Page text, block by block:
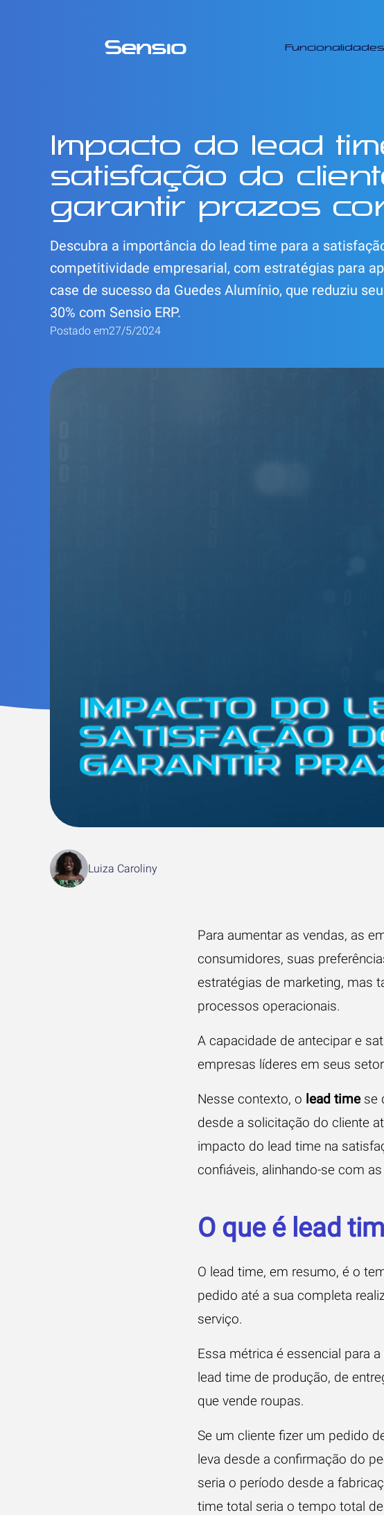
Funcionalidades
Impacto do lead
satisfação do
garantir prazos
Descubra a importância do lead time para a
competitividade empresarial, com estratégias para
case de sucesso da Guedes Alumínio, que reduziu
30% com Sensio ERP.
Postado em27/5/2024
Luiza Caroliny
Para aumentar as vendas, as
consumidores, suas
estratégias de marketing, mas
processos operacionais.
A capacidade de antecipar e
empresas líderes em seus
Nesse contexto, o lead timese
desde a solicitação do cliente
impacto do lead time na
confiáveis, alinhando-se com
O que é lead
O lead time, em resumo, é o
pedido até a sua completa
serviço.
Essa métrica é essencial para a
lead time de produção, de
que vende roupas.
Se um cliente fizer um pedido
leva desde a confirmação do
seria o período desde a
time total seria o tempo total